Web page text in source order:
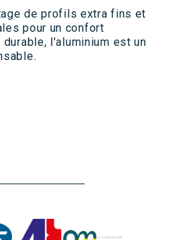
de profils extra fins et
pour un confort
l'aluminium est un